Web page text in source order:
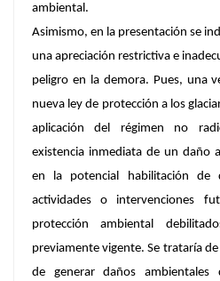
ambiental.
Asimismo, en la presentación se
una apreciación restrictiva e
peligro en la demora. Pues, una
nueva ley de protección a los
aplicación del régimen no
existencia inmediata de un daño
en la potencial habilitación de
actividades o intervenciones
protección ambiental
previamente vigente. Se trataría
de generar daños ambientales